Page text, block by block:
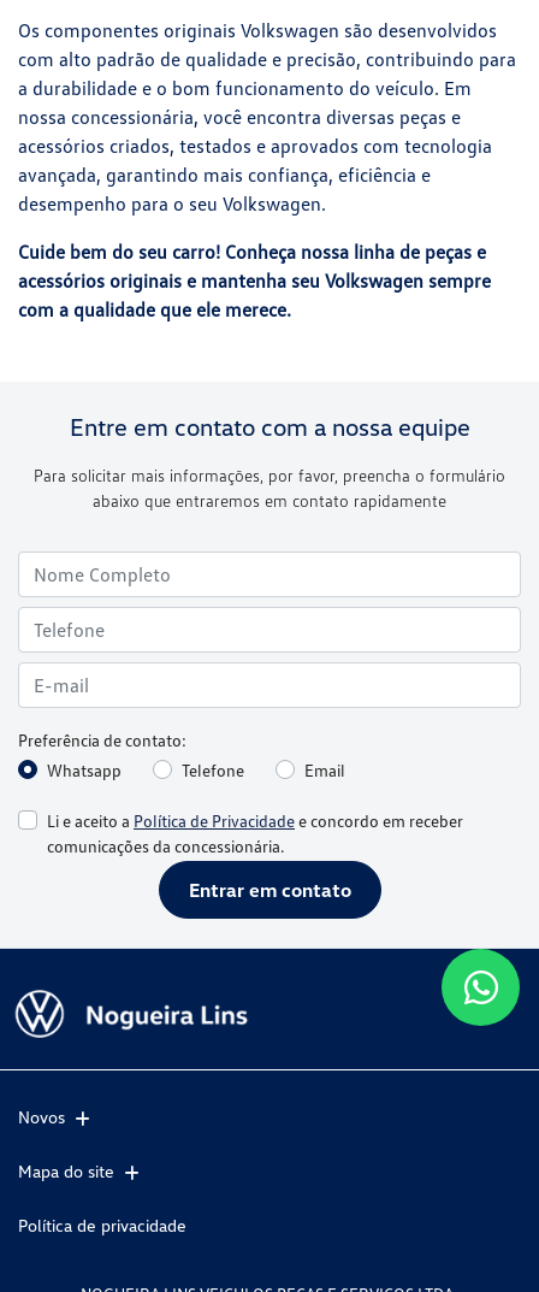
Os componentes originais Volkswagen são desenvolvidos
com alto padrão de qualidade e precisão, contribuindo para
a durabilidade e o bom funcionamento do veículo. Em
nossa concessionária, você encontra diversas peças e
acessórios criados, testados e aprovados com tecnologia
avançada, garantindo mais confiança, eficiência e
desempenho para o seu Volkswagen.
Cuide bem do seu carro! Conheça nossa linha de peças e
acessórios originais e mantenha seu Volkswagen sempre
com a qualidade que ele merece.
Entre em contato com a nossa equipe
Para solicitar mais informações, por favor, preencha o formulário
abaixo que entraremos em contato rapidamente
Preferência de contato:
Whatsapp
Telefone Email
Li e aceito a Política de Privacidadee concordo em receber
comunicações da concessionária.
Entrar em contato
Novos
Mapa do site
Política de privacidade